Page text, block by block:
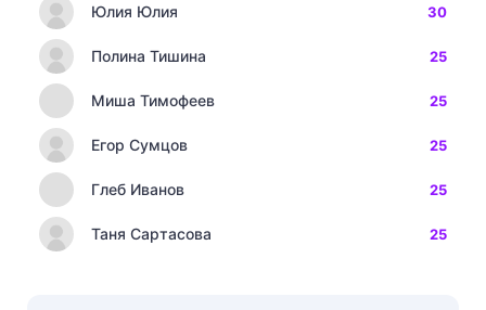
Юлия Юлия 30
Полина Тишина 25
Миша Тимофеев 25
Егор Сумцов 25
Глеб Иванов 25
Таня Сартасова 25